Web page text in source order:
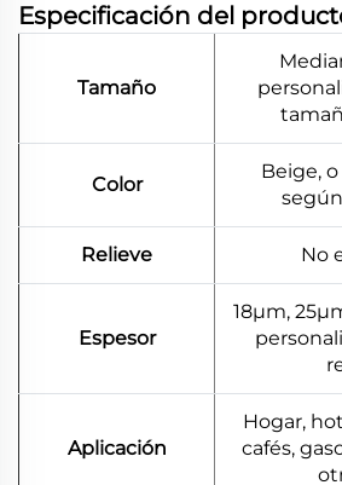
Especificación del
Tamaño
Color
Beige,
Relieve No
Espesor
18μm,
Aplicación
Hogar,
cafés,